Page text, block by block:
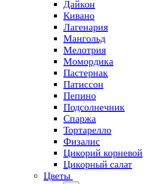
Дайкон
Кивано
Лагенария
Мангольд
Мелотрия
Момордика
Пастернак
Патиссон
Пепино
Подсолнечник
Спаржа
Тортарелло
Физалис
Цикорий корневой
Цикорный салат
Цветы